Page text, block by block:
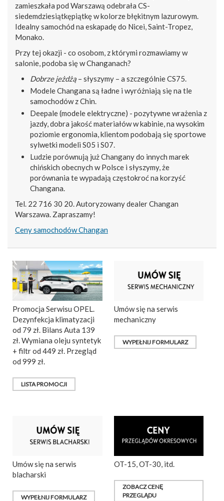
zamieszkała pod Warszawą odebrała CS-
siedemdziesiątkępiątkę w kolorze błękitnym lazurowym.
Idealny samochód na eskapadę do Nicei, Saint-Tropez,
Monako.
Przy tej okazji - co osobom, z którymi rozmawiamy w
salonie, podoba się w Changanach?
Dobrze jeżdżą – słyszymy – a szczególnie CS75.
Modele Changana są ładne i wyróżniają się na tle
samochodów z Chin.
Deepale (modele elektryczne) - pozytywne wrażenia z
jazdy, dobra jakość materiałów w kabinie, na wysokim
poziomie ergonomia, klientom podobają się sportowe
sylwetki modeli S05 i S07.
Ludzie porównują już Changany do innych marek
chińskich obecnych w Polsce i słyszymy, że
porównania te wypadają częstokroć na korzyść
Changana.
Tel. 22 716 30 20. Autoryzowany dealer Changan
Warszawa. Zapraszamy!
Ceny samochodów Changan
Promocja Serwisu OPEL.
Dezynfekcja klimatyzacji
od 79 zł. Bilans Auta 139
zł. Wymiana oleju syntetyk
+ filtr od 449 zł. Przegląd
od 999 zł.
LISTA PROMOCJI
Umów się na serwis
mechaniczny
WYPEŁNIJ FORMULARZ
Umów się na serwis
blacharski
WYPEŁNIJ FORMULARZ
OT-15, OT-30, itd.
ZOBACZ CENĘ
PRZEGLĄDU